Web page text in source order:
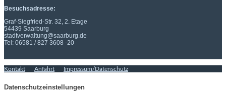
Besuchsadresse:
Graf-Siegfried-Str. 32, 2. Etage
54439 Saarburg
stadtverwaltung@saarburg.de
Tel: 06581 / 827 3608 -20
Kontakt Anfahrt Impressum/Datenschutz
Datenschutzeinstellungen